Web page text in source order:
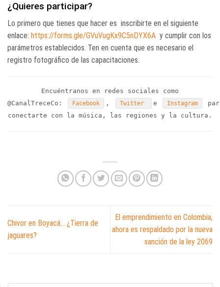
¿Quieres participar?
Lo primero que tienes que hacer es inscribirte en el siguiente
enlace: https://forms.gle/GVuVugKx9C5nDYX6A y cumplir con los
parámetros establecidos. Ten en cuenta que es necesario el
registro fotográfico de las capacitaciones.
Encuéntranos en redes sociales como
@CanalTreceCo:
Facebook , Twitter e Instagram
conectarte con la música, las regiones y la cultura.
Chivor en Boyacá… ¿Tierra de
jaguares?
El emprendimiento en Colombia,
ahora es respaldado por la nueva
sanción de la ley 2069